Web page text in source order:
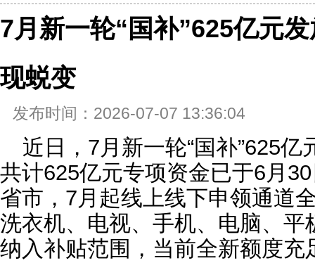
7月新一轮“国补”625亿元
现蜕变
发布时间：2026-07-07 13:36:04
近日，7月新一轮“国补”625
共计625亿元专项资金已于6月
省市，7月起线上线下申领通道
洗衣机、电视、手机、电脑、
纳入补贴范围，当前全新额度充